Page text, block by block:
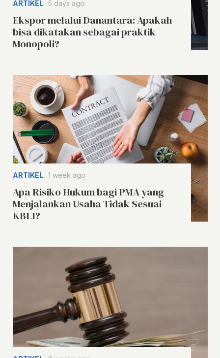
ARTIKEL 5 days ago
Ekspor melalui Danantara: Apakah
bisa dikatakan sebagai praktik
Monopoli?
ARTIKEL 1 week ago
Apa Risiko Hukum bagi PMA yang
Menjalankan Usaha Tidak Sesuai
KBLI?